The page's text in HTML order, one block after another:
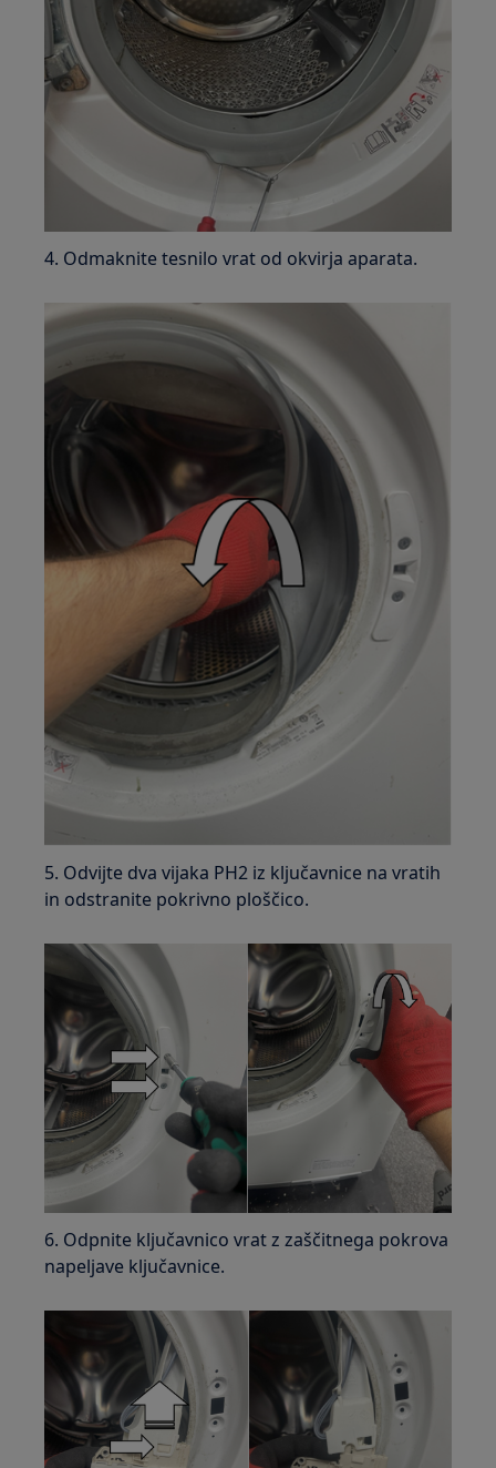
4. Odmaknite tesnilo vrat od okvirja aparata.
5. Odvijte dva vijaka PH2 iz ključavnice na vratih
in odstranite pokrivno ploščico.
6. Odpnite ključavnico vrat z zaščitnega pokrova
napeljave ključavnice.